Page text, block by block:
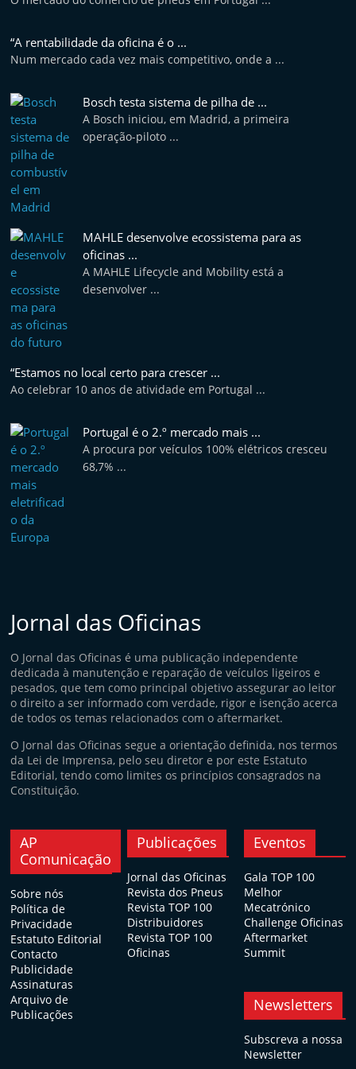
e
r
a
r
k
u
t
o
e
l
m
P
l
“A rentabilidade da oficina é o ...
Num mercado cada vez mais competitivo, onde a ...
Bosch testa sistema de pilha de ...
A Bosch iniciou, em Madrid, a primeira
operação-piloto ...
MAHLE desenvolve ecossistema para as
oficinas ...
A MAHLE Lifecycle and Mobility está a
desenvolver ...
“Estamos no local certo para crescer ...
Ao celebrar 10 anos de atividade em Portugal ...
Portugal é o 2.º mercado mais ...
A procura por veículos 100% elétricos cresceu
68,7% ...
Jornal das Oficinas
O Jornal das Oficinas é uma publicação independente
dedicada à manutenção e reparação de veículos ligeiros e
pesados, que tem como principal objetivo assegurar ao leitor
o direito a ser informado com verdade, rigor e isenção acerca
de todos os temas relacionados com o aftermarket.
O Jornal das Oficinas segue a orientação definida, nos termos
da Lei de Imprensa, pelo seu diretor e por este Estatuto
Editorial, tendo como limites os princípios consagrados na
Constituição.
AP
Comunicação
Sobre nós
Política de
Privacidade
Estatuto Editorial
Contacto
Publicidade
Assinaturas
Arquivo de
Publicações
Publicações
Jornal das Oficinas
Revista dos Pneus
Revista TOP 100
Distribuidores
Revista TOP 100
Oficinas
Eventos
Gala TOP 100
Melhor
Mecatrónico
Challenge Oficinas
Aftermarket
Summit
Newsletters
Subscreva a nossa
Newsletter